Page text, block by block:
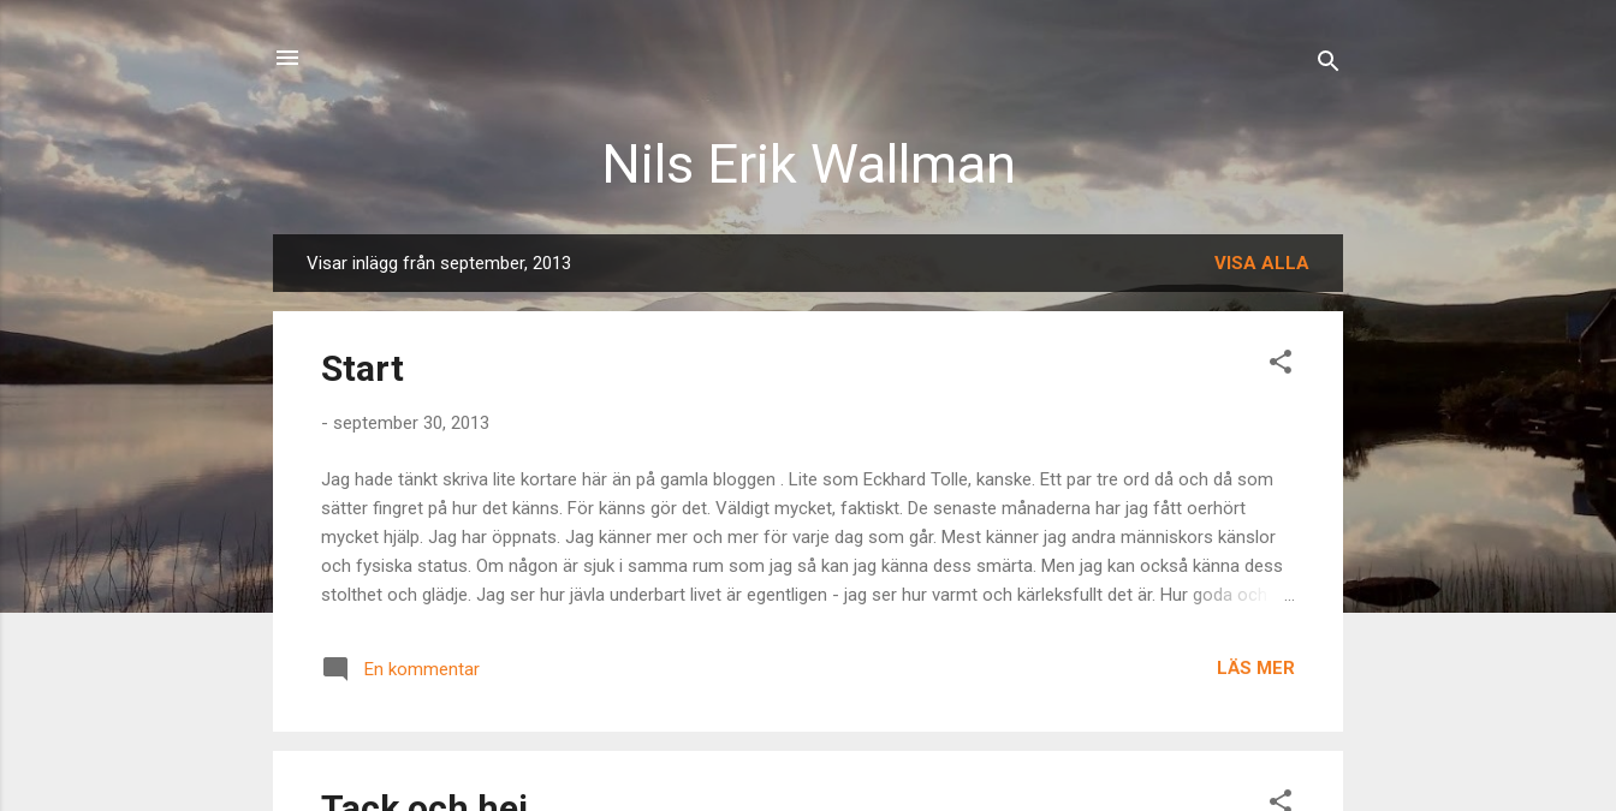
Nils Erik Wallman
n
Visar inlägg från september, 2013 VISA ALLA
Start
- september 30, 2013
Jag hade tänkt skriva lite kortare här än på gamla bloggen . Lite som Eckhard Tolle, kanske. Ett par tre ord då och då som
sätter fingret på hur det känns. För känns gör det. Väldigt mycket, faktiskt. De senaste månaderna har jag fått oerhört
mycket hjälp. Jag har öppnats. Jag känner mer och mer för varje dag som går. Mest känner jag andra människors känslor
och fysiska status. Om någon är sjuk i samma rum som jag så kan jag känna dess smärta. Men jag kan också känna dess
stolthet och glädje. Jag ser hur jävla underbart livet är egentligen - jag ser hur varmt och kärleksfullt det är. Hur goda och
efter ögonpar och hur en värld vi skapats för att skapa kan ta form. Jag kan känna vad djur tycker och hur marken mår. Jag
En kommentar LÄS MER